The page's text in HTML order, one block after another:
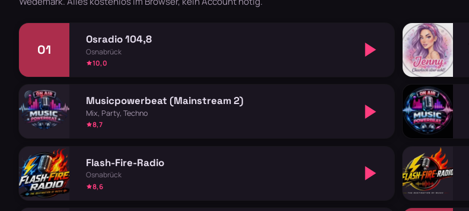
O1
Osradio 104,8
Osnabrück
10,0
Musicpowerbeat (Mainstream 2)
Mix, Party, Techno
8,7
Flash-Fire-Radio
Osnabrück
8,6